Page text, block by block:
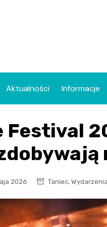
Aktualności Informacje
Festival
2026 Taniec, Wydarzenia